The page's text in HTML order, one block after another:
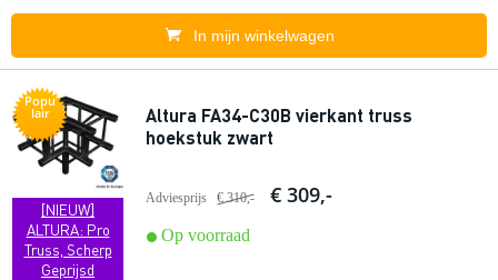
In mijn winkelwagen
Popu
lair
[NIEUW]
ALTURA: Pro
Truss, Scherp
Geprijsd
Altura FA34-C30B vierkant truss
hoekstuk zwart
Adviesprijs € 310,- € 309,-
Op voorraad